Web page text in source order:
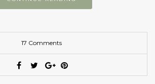
17 Comments